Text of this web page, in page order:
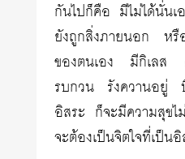
กันไปก็คือ มีไม่ได้นั่นเ
ยังถูกสิ่งภายนอก หรื
ของตนเอง มีกิเลส
รบกวน รังควานอยู่
อิสระ ก็จะมีความสุข
จะต้องเป็นจิตใจที่เป็น